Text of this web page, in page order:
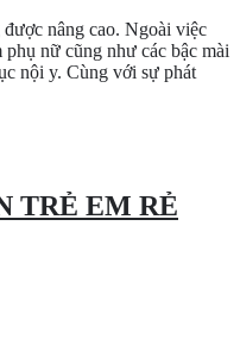
nâng cao. Ngoài việc
nữ cũng như các bậc mài
nội y. Cùng với sự phát
TRẺ EM RẺ